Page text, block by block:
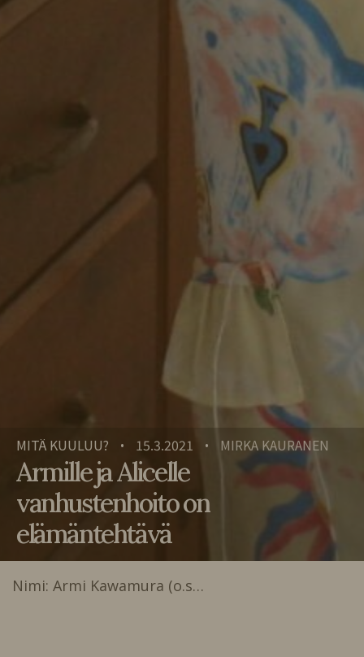
MITÄ KUULUU? • 15.3.2021 • MIRKA KAURANEN
Armille ja Alicelle
vanhustenhoito on
elämäntehtävä
Nimi: Armi Kawamura (o.s…